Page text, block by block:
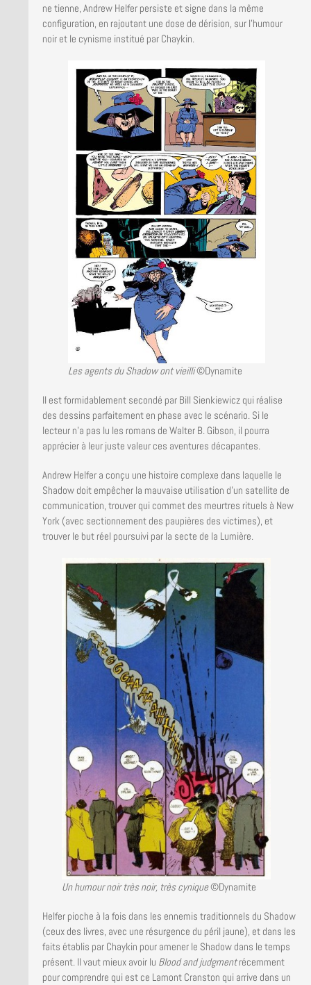
ne tienne, Andrew Helfer persiste et signe dans la même
configuration, en rajoutant une dose de dérision, sur l’humour
noir et le cynisme institué par Chaykin.
Les agents du Shadow ont vieilli©Dynamite
Il est formidablement secondé par Bill Sienkiewicz qui réalise
des dessins parfaitement en phase avec le scénario. Si le
lecteur n’a pas lu les romans de Walter B. Gibson, il pourra
apprécier à leur juste valeur ces aventures décapantes.
Andrew Helfer a conçu une histoire complexe dans laquelle le
Shadow doit empêcher la mauvaise utilisation d’un satellite de
communication, trouver qui commet des meurtres rituels à New
York (avec sectionnement des paupières des victimes), et
trouver le but réel poursuivi par la secte de la Lumière.
Un humour noir très noir, très cynique©Dynamite
Helfer pioche à la fois dans les ennemis traditionnels du Shadow
(ceux des livres, avec une résurgence du péril jaune), et dans les
faits établis par Chaykin pour amener le Shadow dans le temps
présent. Il vaut mieux avoir lu Blood and judgmentrécemment
pour comprendre qui est ce Lamont Cranston qui arrive dans un